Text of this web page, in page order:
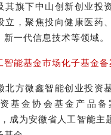
其旗下中山创新创业投
立，聚焦投向健康医药
新一代信息技术等领域。
智能基金市场化子基金备
北方微鑫智能创业投资
基金协会基金产品备
成为安徽省人工智能主